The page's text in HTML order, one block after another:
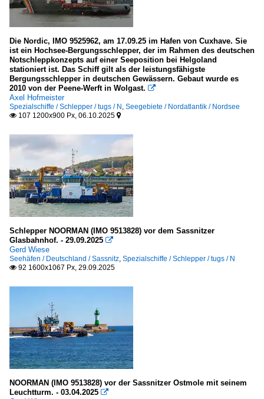
Die Nordic, IMO 9525962, am 17.09.25 im Hafen von Cuxhave. Sie
ist ein Hochsee-Bergungsschlepper, der im Rahmen des deutschen
Notschleppkonzepts auf einer Seeposition bei Helgoland
stationiert ist. Das Schiff gilt als der leistungsfähigste
Bergungsschlepper in deutschen Gewässern. Gebaut wurde es
2010 von der Peene-Werft in Wolgast. 
Axel Hofmeister
Spezialschiffe / Schlepper / tugs / N , Seegebiete / Nordatlantik / Nordsee
 107 1200x900 Px, 06.10.2025 
Schlepper NOORMAN (IMO 9513828) vor dem Sassnitzer
Glasbahnhof. - 29.09.2025 
Gerd Wiese
Seehäfen / Deutschland / Sassnitz, Spezialschiffe / Schlepper / tugs / N
 92 1600x1067 Px, 29.09.2025
NOORMAN (IMO 9513828) vor der Sassnitzer Ostmole mit seinem
Leuchtturm. - 03.04.2025 